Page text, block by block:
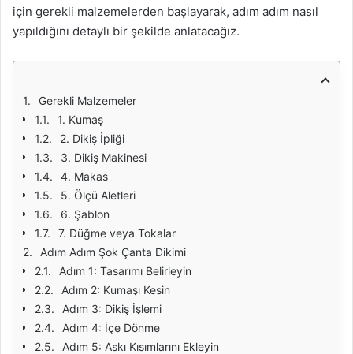
için gerekli malzemelerden başlayarak, adım adım nasıl
yapıldığını detaylı bir şekilde anlatacağız.
Gerekli Malzemeler
1. Kumaş
2. Dikiş İpliği
3. Dikiş Makinesi
4. Makas
5. Ölçü Aletleri
6. Şablon
7. Düğme veya Tokalar
Adım Adım Şok Çanta Dikimi
Adım 1: Tasarımı Belirleyin
Adım 2: Kumaşı Kesin
Adım 3: Dikiş İşlemi
Adım 4: İçe Dönme
Adım 5: Askı Kısımlarını Ekleyin